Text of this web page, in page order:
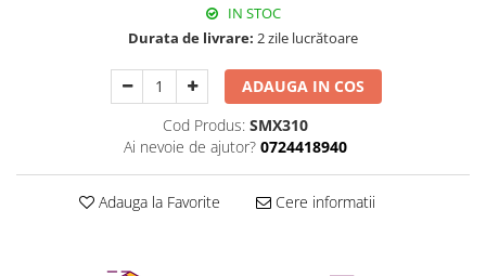
IN STOC
Durata de livrare: 2 zile lucrătoare
ADAUGA IN COS
Cod Produs: SMX310
Ai nevoie de ajutor? 0724418940
Adauga la Favorite Cere informatii